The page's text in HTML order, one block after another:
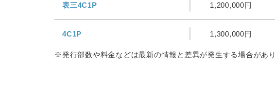
表三4C1P 1,200,000円
4C1P 1,300,000円
※発行部数や料金などは最新の情報と差異が発生する場合があり